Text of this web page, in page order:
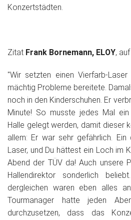
Konzertstädten.
Zitat Frank Bornemann, ELOY, auf
"Wir setzten einen Vierfarb-
mächtig Probleme bereitete.
noch in den Kinderschuhen. Er
Minute! So musste jedes Mal
Halle gelegt werden, damit dieser
allem: Er war sehr gefährlich.
Laser, und Du hättest ein Loch im
Abend der TÜV da! Auch unsere
Hallendirektor sonderlich
dergleichen waren eben alles
Tourmanager hatte jeden
durchzusetzen, dass das